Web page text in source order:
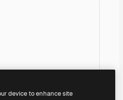
device to enhance site